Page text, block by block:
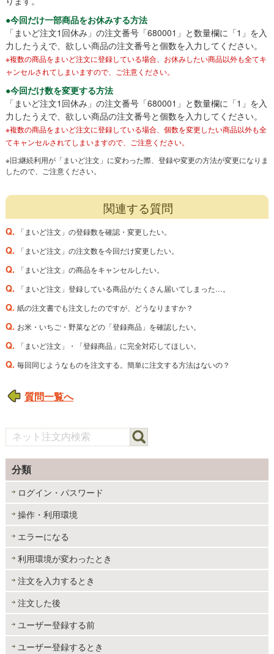
●今回だけ一部商品をお休みする方法
「まいど注文1回休み」の注文番号「680001」と数量欄に「1」を入
力したうえで、欲しい商品の注文番号と個数を入力してください。
※複数の商品をまいど注文に登録している場合、お休みしたい商品以外も全てキ
ャンセルされてしまいますので、ご注意ください。
●今回だけ数を変更する方法
「まいど注文1回休み」の注文番号「680001」と数量欄に「1」を入
力したうえで、欲しい商品の注文番号と個数を入力してください。
※複数の商品をまいど注文に登録している場合、個数を変更したい商品以外も全
てキャンセルされてしまいますので、ご注意ください。
※旧:継続利用が「まいど注文」に変わった際、登録や変更の方法が変更になりま
したので、ご注意ください。
関連する質問
Q. 「まいど注文」の登録数を確認・変更したい。
Q. 「まいど注文」の注文数を今回だけ変更したい。
Q. 「まいど注文」の商品をキャンセルしたい。
Q. 「まいど注文」登録している商品がたくさん届いてしまった…。
Q. 紙の注文書でも注文したのですが、どうなりますか？
Q. お米・いちご・野菜などの「登録商品」を確認したい。
Q. 「まいど注文」・「登録商品」に完全対応してほしい。
Q. 毎回同じようなものを注文する。簡単に注文する方法はないの？
質問一覧へ
分類
ログイン・パスワード
操作・利用環境
エラーになる
利用環境が変わったとき
注文を入力するとき
注文した後
ユーザー登録する前
ユーザー登録するとき